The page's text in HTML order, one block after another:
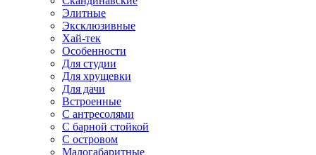
Элитные
Эксклюзивные
Хай-тек
Особенности
Для студии
Для хрущевки
Для дачи
Встроенные
С антресолями
С барной стойкой
С островом
Малогабаритные